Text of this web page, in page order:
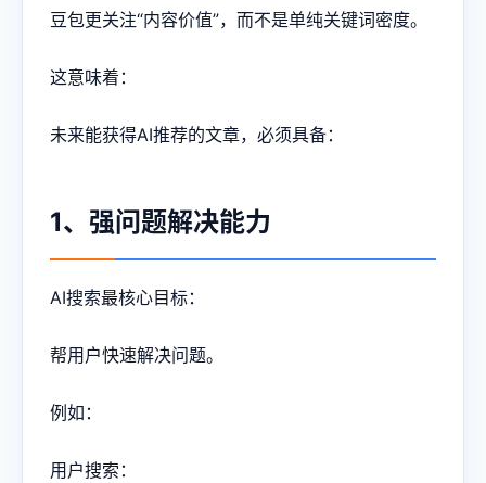
豆包更关注“内容价值”，而不是单纯关键词密度。
这意味着：
未来能获得AI推荐的文章，必须具备：
1、强问题解决能力
AI搜索最核心目标：
帮用户快速解决问题。
例如：
用户搜索：